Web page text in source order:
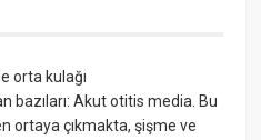
orta kulağı
bazıları: Akut otitis media. Bu
ortaya çıkmakta, şişme ve